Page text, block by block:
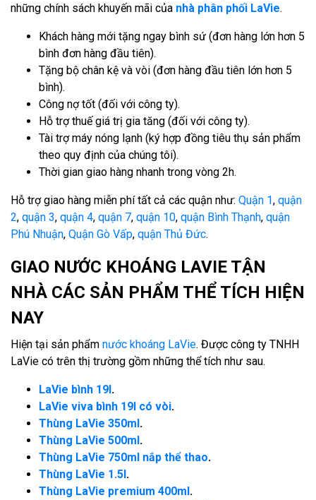
những chính sách khuyến mãi của nhà phân phối LaVie.
Khách hàng mới tặng ngay bình sứ (đơn hàng lớn hơn 5
bình đơn hàng đầu tiên).
Tặng bộ chân kệ và vòi (đơn hàng đầu tiên lớn hơn 5
bình).
Công nợ tốt (đối với công ty).
Hỗ trợ thuế giá trị gia tăng (đối với công ty).
Tài trợ máy nóng lạnh (ký hợp đồng tiêu thụ sản phẩm
theo quy định của chúng tôi).
Thời gian giao hàng nhanh trong vòng 2h.
Hỗ trợ giao hàng miễn phí tất cả các quận như: Quận 1, quận
2, quận 3, quận 4, quận 7, quận 10, quận Bình Thạnh, quận
Phú Nhuận, Quận Gò Vấp, quận Thủ Đức.
GIAO NƯỚC KHOÁNG LAVIE TẬN
NHÀ CÁC SẢN PHẨM THỂ TÍCH HIỆN
NAY
Hiện tại sản phẩm nước khoáng LaVie. Được công ty TNHH
LaVie có trên thị trường gồm những thể tích như sau.
LaVie bình 19l.
LaVie viva bình 19l có vòi.
Thùng LaVie 350ml.
Thùng LaVie 500ml.
Thùng LaVie 750ml nắp thể thao.
Thùng LaVie 1.5l.
Thùng LaVie premium 400ml.